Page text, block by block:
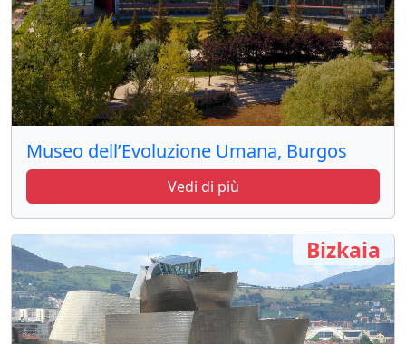
Museo dell’Evoluzione Umana, Burgos
Vedi di più
Bizkaia